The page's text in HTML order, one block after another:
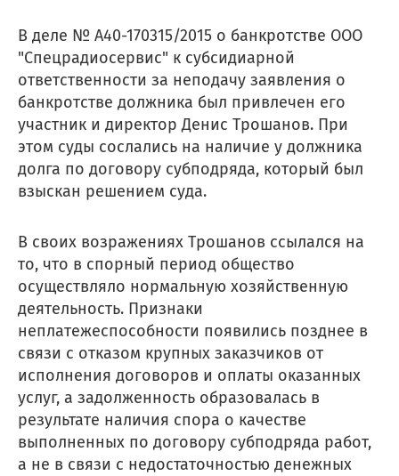
В деле № А40-170315/2015 о банкротстве ООО
"Спецрадиосервис" к субсидиарной
ответственности за неподачу заявления о
банкротстве должника был привлечен его
участник и директор Денис Трошанов. При
этом суды сослались на наличие у должника
долга по договору субподряда, который был
взыскан решением суда.
В своих возражениях Трошанов ссылался на
то, что в спорный период общество
осуществляло нормальную хозяйственную
деятельность. Признаки
неплатежеспособности появились позднее в
связи с отказом крупных заказчиков от
исполнения договоров и оплаты оказанных
услуг, а задолженность образовалась в
результате наличия спора о качестве
выполненных по договору субподряда работ,
а не в связи с недостаточностью денежных